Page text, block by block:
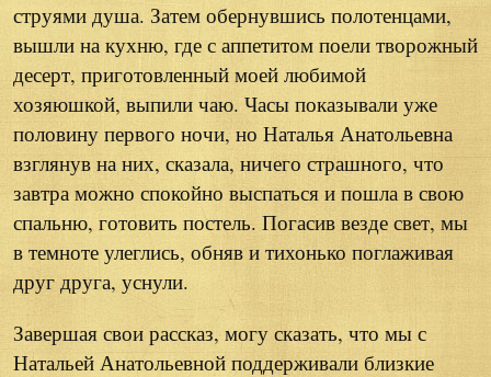
струями душа. Затем обернувшись полотенцами,
вышли на кухню, где с аппетитом поели творожный
десерт, приготовленный моей любимой
хозяюшкой, выпили чаю. Часы показывали уже
половину первого ночи, но Наталья Анатольевна
взглянув на них, сказала, ничего страшного, что
завтра можно спокойно выспаться и пошла в свою
спальню, готовить постель. Погасив везде свет, мы
в темноте улеглись, обняв и тихонько поглаживая
друг друга, уснули.
Завершая свои рассказ, могу сказать, что мы с
Натальей Анатольевной поддерживали близкие